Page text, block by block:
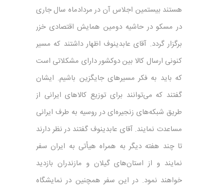
هستند بیستمین اجلاس آن در مردادماه سال جاری
در مسکو در حاشیه دومین همایش اقتصادی خزر
برگزار گردد. آقای عابدینوف اظهار داشتند که مسیر
کنونی ارسال کالا بین دوکشور دارای مشکلاتی است
که باید به فکر مسیرهای جایگزین باشیم. ایشان
گفتند که می‌توانند برای توزیع کالاهای ایرانی از
طریق شبکه‌های زنجیره‌ای در روسیه به طرف ایرانی
مساعدت نمایند. آقای عابدینوف گفتند در نظر دارند
تا چند هفته دیگر به همراه هیأتی به ایران سفر
نمایند و از استان‌های گیلان و مازندران بازدید
خواهند نمود. در این سفر همچنین در نمایشگاه